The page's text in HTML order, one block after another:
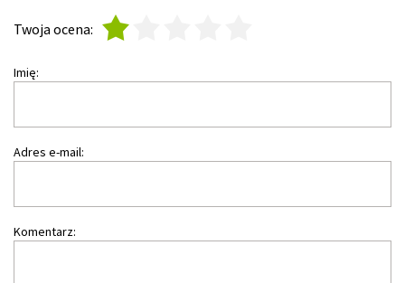
Twoja ocena:
Imię:
Adres e-mail:
Komentarz: